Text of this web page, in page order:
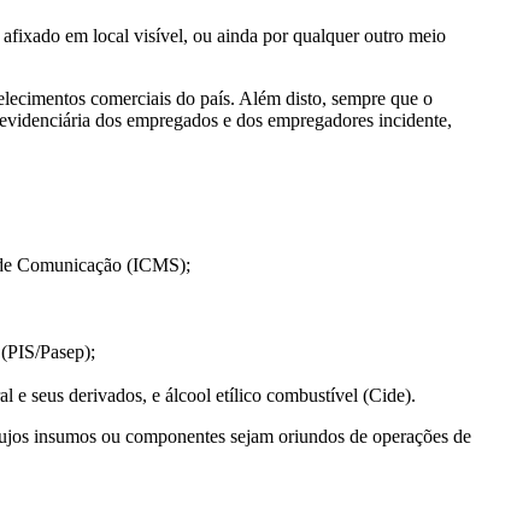
em local visível, ou ainda por qualquer outro meio
comerciais do país. Além disto, sempre que o
dos empregados e dos empregadores incidente,
Comunicação (ICMS);
Pasep);
e seus derivados, e álcool etílico combustível (Cide).
insumos ou componentes sejam oriundos de operações de